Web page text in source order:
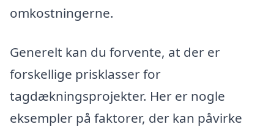
omkostningerne.
Generelt kan du forvente, at der er
forskellige prisklasser for
tagdækningsprojekter. Her er nogle
eksempler på faktorer, der kan påvirke